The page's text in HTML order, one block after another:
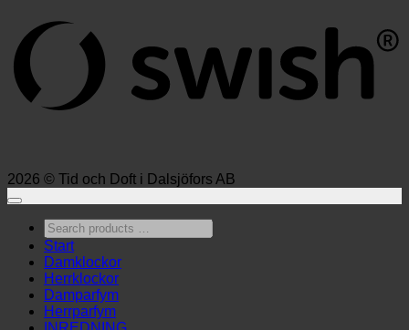
2026 © Tid och Doft i Dalsjöfors AB
Search
products
…
Start
Damklockor
Herrklockor
Damparfym
Herrparfym